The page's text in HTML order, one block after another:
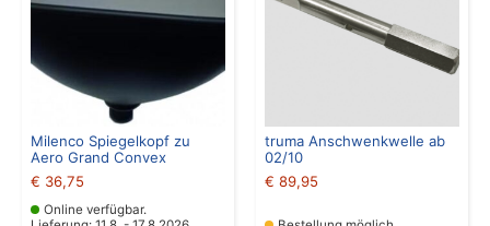
Milenco Spiegelkopf zu
Aero Grand Convex
€ 36,75
Online verfügbar.
truma Anschwenkwelle ab
02/10
€ 89,95